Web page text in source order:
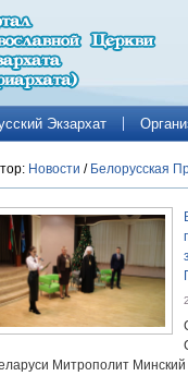
Экзархат
Новости / Белорусская
Митрополит